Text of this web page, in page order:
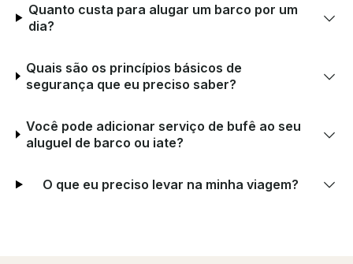
Quanto custa para alugar um barco por um
dia?
Quais são os princípios básicos de
segurança que eu preciso saber?
Você pode adicionar serviço de bufê ao seu
aluguel de barco ou iate?
O que eu preciso levar na minha viagem?